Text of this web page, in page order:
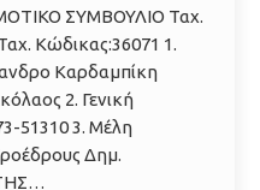
ΣΥΜΒΟΥΛΙΟ Ταχ.
Κώδικας:36071 1.
Καρδαμπίκη
2. Γενική
51310 3. Μέλη
Δημ.